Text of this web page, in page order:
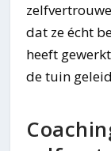
dat ze écht
heeft
de tuin